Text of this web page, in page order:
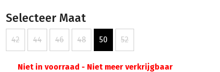
Selecteer Maat
42 44 46 48 50 52
Niet in voorraad - Niet meer verkrijgbaar